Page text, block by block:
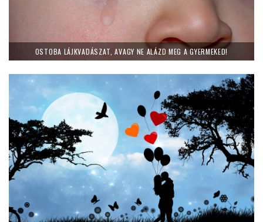
OSTOBA LÁJKVADÁSZAT, AVAGY NE ALÁZD MEG A GYERMEKED!